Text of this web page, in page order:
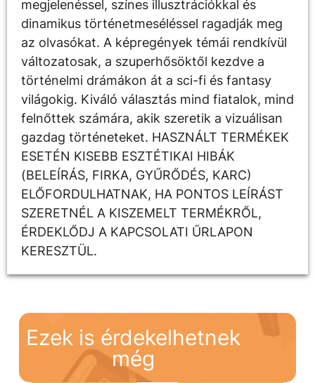
megjelenéssel, színes illusztrációkkal és
dinamikus történetmeséléssel ragadják meg
az olvasókat. A képregények témái rendkívül
változatosak, a szuperhősöktől kezdve a
történelmi drámákon át a sci-fi és fantasy
világokig. Kiváló választás mind fiatalok, mind
felnőttek számára, akik szeretik a vizuálisan
gazdag történeteket. HASZNÁLT TERMÉKEK
ESETÉN KISEBB ESZTÉTIKAI HIBÁK
(BELEÍRÁS, FIRKA, GYŰRŐDÉS, KARC)
ELŐFORDULHATNAK, HA PONTOS LEÍRÁST
SZERETNÉL A KISZEMELT TERMÉKRŐL,
ÉRDEKLŐDJ A KAPCSOLATI ŰRLAPON
KERESZTÜL.
Ezek is érdekelhetnek
még